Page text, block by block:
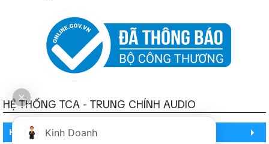
HỆ THỐNG TCA - TRUNG CHÍNH AUDIO
HỒ CHÍ MINHKinh Doanh